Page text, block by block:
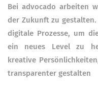
Bei advocado arbeiten
der Zukunft zu
digitale Prozesse, um
ein neues Level zu
kreative
transparenter gestalten